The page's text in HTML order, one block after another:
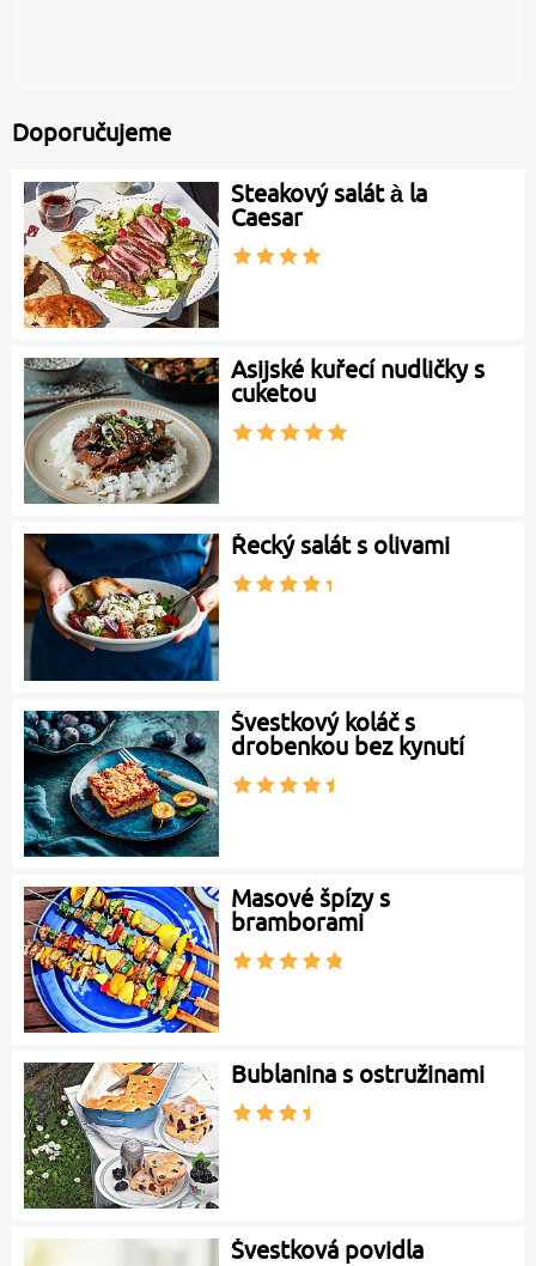
Doporučujeme
Steakový salát à la
Caesar
Asijské kuřecí nudličky s
cuketou
Řecký salát s olivami
Švestkový koláč s
drobenkou bez kynutí
Masové špízy s
bramborami
Bublanina s ostružinami
Švestková povidla